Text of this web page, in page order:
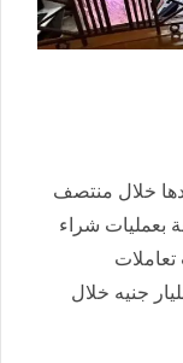
خلال منتصف
7 يوليو 2026، مدفوعة بعمليات شراء
تعاملات
للبيع، وسط تداولات بلغت 5.9 مليار جنيه خلال